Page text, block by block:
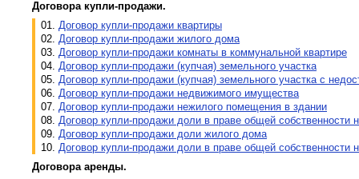
Договора купли-продажи.
01. Договор купли-продажи квартиры
02. Договор купли-продажи жилого дома
03. Договор купли-продажи комнаты в коммунальной квартире
04. Договор купли-продажи (купчая) земельного участка
05. Договор купли-продажи (купчая) земельного участка с
06. Договор купли-продажи недвижимого имущества
07. Договор купли-продажи нежилого помещения в здании
08. Договор купли-продажи доли в праве общей собственности
09. Договор купли-продажи доли жилого дома
10. Договор купли-продажи доли в праве общей собственности
Договора аренды.